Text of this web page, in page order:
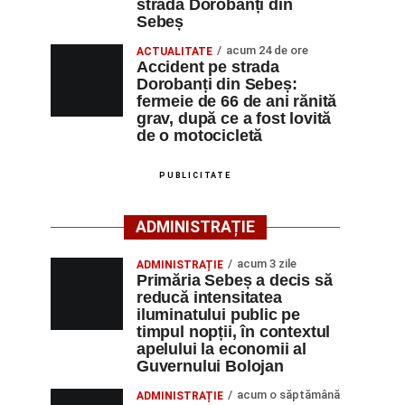
strada Dorobanți din
Sebeș
ACTUALITATE acum 24 de ore
Accident pe strada
Dorobanți din Sebeș:
fermeie de 66 de ani rănită
grav, după ce a fost lovită
de o motocicletă
PUBLICITATE
ADMINISTRAȚIE
ADMINISTRAȚIE acum 3 zile
Primăria Sebeș a decis să
reducă intensitatea
iluminatului public pe
timpul nopții, în contextul
apelului la economii al
Guvernului Bolojan
ADMINISTRAȚIE acum o săptămână